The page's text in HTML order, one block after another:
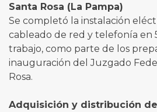
Santa Rosa (La Pampa)
Se completó la instalación
cableado de red y telefonía en
trabajo, como parte de los
inauguración del Juzgado
Rosa.
Adquisición y distribución